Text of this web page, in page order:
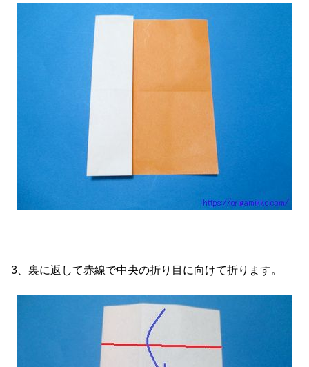
3、裏に返して赤線で中央の折り目に向けて折ります。